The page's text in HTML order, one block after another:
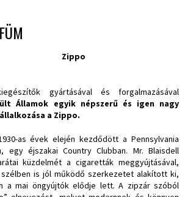
Zippo
gyártásával és forgalmazásával
Államok egyik népszerű és igen nagy
a Zippo.
as évek elején kezdődött a Pennsylvania
egy éjszakai Country Clubban. Mr. Blaisdell
küzdelmét a cigaretták meggyújtásával,
is jól működő szerkezetet alakított ki,
a mai öngyújtók elődje lett. A zipzár szóból